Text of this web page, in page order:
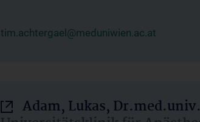
tim.achtergael@meduniwien.ac.at
Adam, Lukas, Dr.med.univ.